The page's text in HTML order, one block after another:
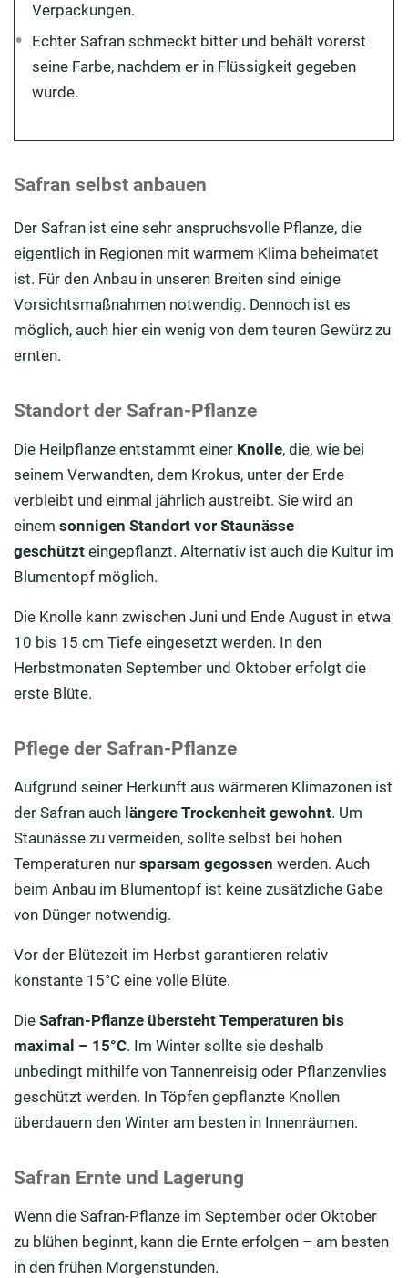
Verpackungen.
Echter Safran schmeckt bitter und behält vorerst
seine Farbe, nachdem er in Flüssigkeit gegeben
wurde.
Safran selbst anbauen
Der Safran ist eine sehr anspruchsvolle Pflanze, die
eigentlich in Regionen mit warmem Klima beheimatet
ist. Für den Anbau in unseren Breiten sind einige
Vorsichtsmaßnahmen notwendig. Dennoch ist es
möglich, auch hier ein wenig von dem teuren Gewürz zu
ernten.
Standort der Safran-Pflanze
Die Heilpflanze entstammt einer Knolle, die, wie bei
seinem Verwandten, dem Krokus, unter der Erde
verbleibt und einmal jährlich austreibt. Sie wird an
einem sonnigen Standort vor Staunässe
geschützt eingepflanzt. Alternativ ist auch die Kultur im
Blumentopf möglich.
Die Knolle kann zwischen Juni und Ende August in etwa
10 bis 15 cm Tiefe eingesetzt werden. In den
Herbstmonaten September und Oktober erfolgt die
erste Blüte.
Pflege der Safran-Pflanze
Aufgrund seiner Herkunft aus wärmeren Klimazonen ist
der Safran auch längere Trockenheit gewohnt. Um
Staunässe zu vermeiden, sollte selbst bei hohen
Temperaturen nur sparsam gegossen werden. Auch
beim Anbau im Blumentopf ist keine zusätzliche Gabe
von Dünger notwendig.
Vor der Blütezeit im Herbst garantieren relativ
konstante 15°C eine volle Blüte.
Die Safran-Pflanze übersteht Temperaturen bis
maximal – 15°C. Im Winter sollte sie deshalb
unbedingt mithilfe von Tannenreisig oder Pflanzenvlies
geschützt werden. In Töpfen gepflanzte Knollen
überdauern den Winter am besten in Innenräumen.
Safran Ernte und Lagerung
Wenn die Safran-Pflanze im September oder Oktober
zu blühen beginnt, kann die Ernte erfolgen – am besten
in den frühen Morgenstunden.